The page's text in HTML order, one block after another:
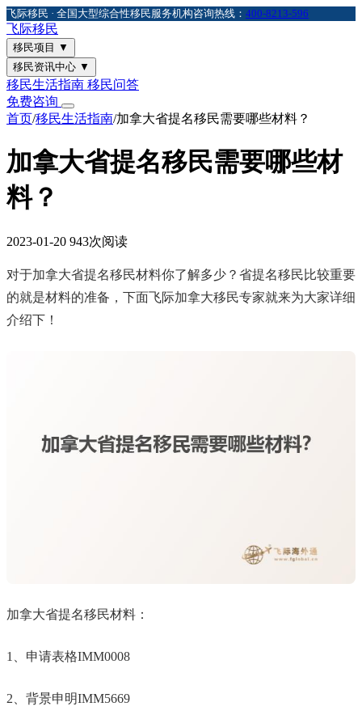
飞际移民 · 全国大型综合性移民服务机构咨询热线： 400-8213-596
飞际移民
移民项目 ▼
移民资讯中心 ▼
移民生活指南 移民问答
免费咨询
首页/移民生活指南/加拿大省提名移民需要哪些材料？
加拿大省提名移民需要哪些材
料？
2023-01-20 943次阅读
对于加拿大省提名移民材料你了解多少？省提名移民比较重要
的就是材料的准备，下面飞际加拿大移民专家就来为大家详细
介绍下！
加拿大省提名移民材料：
1、申请表格IMM0008
2、背景申明IMM5669